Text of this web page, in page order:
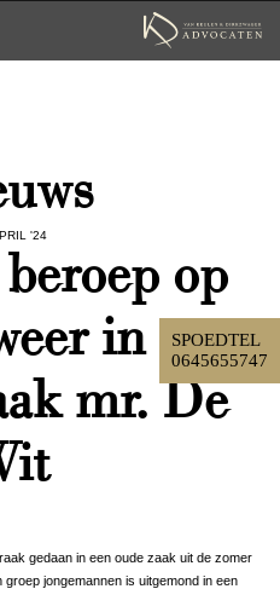
SPOEDTEL
0645655747
'24
op
in
mr. De
gedaan in een oude zaak uit de zomer
jongemannen is uitgemond in een